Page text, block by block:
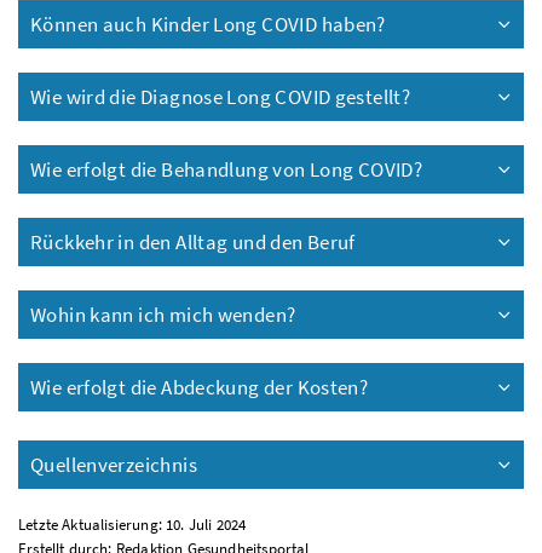
Können auch Kinder Long COVID haben?
Wie wird die Diagnose Long COVID gestellt?
Wie erfolgt die Behandlung von Long COVID?
Rückkehr in den Alltag und den Beruf
Wohin kann ich mich wenden?
Wie erfolgt die Abdeckung der Kosten?
Quellenverzeichnis
Letzte Aktualisierung: 10. Juli 2024